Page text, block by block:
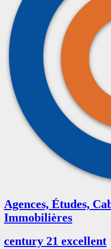
Agences, Études,
Immobilières
century 21 excellent